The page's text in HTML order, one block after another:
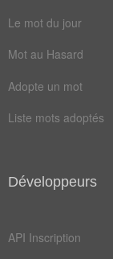
étaler
classer
Le mot du jour
Mot au Hasard
Adopte un mot
Liste mots adoptés
Développeurs
API Inscription